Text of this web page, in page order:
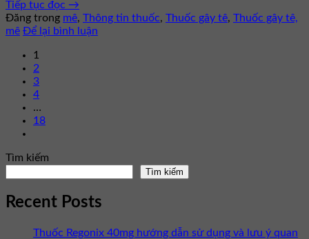
Tiếp tục đọc →
Đăng trong mê, Thông tin thuốc, Thuốc gây tê, Thuốc gây tê,
mê Để lại bình luận
1
2
3
4
…
18
Tìm kiếm
Tìm kiếm
Recent Posts
Thuốc Regonix 40mg hướng dẫn sử dụng và lưu ý quan